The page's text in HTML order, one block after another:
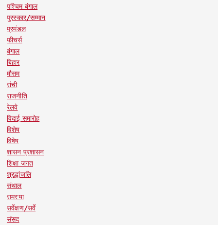
पश्चिम बंगाल
पुरस्कार/सम्मान
प्रमंडल
फीचर्स
बंगाल
बिहार
मौसम
रांची
राजनीति
रेलवे
विदाई समारोह
विशेष
विषेष
शासन प्रशासन
शिक्षा जगत
श्रद्धांजलि
संथाल
समस्या
सर्वेक्षण/सर्वे
संसद